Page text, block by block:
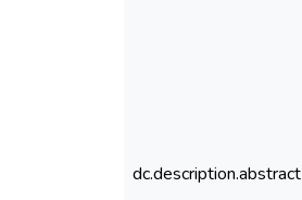
dc.description.abstract